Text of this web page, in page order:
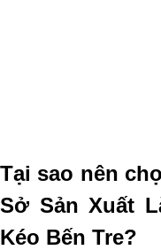
Tại sao nên
Sở Sản Xuất
Kéo Bến Tre?